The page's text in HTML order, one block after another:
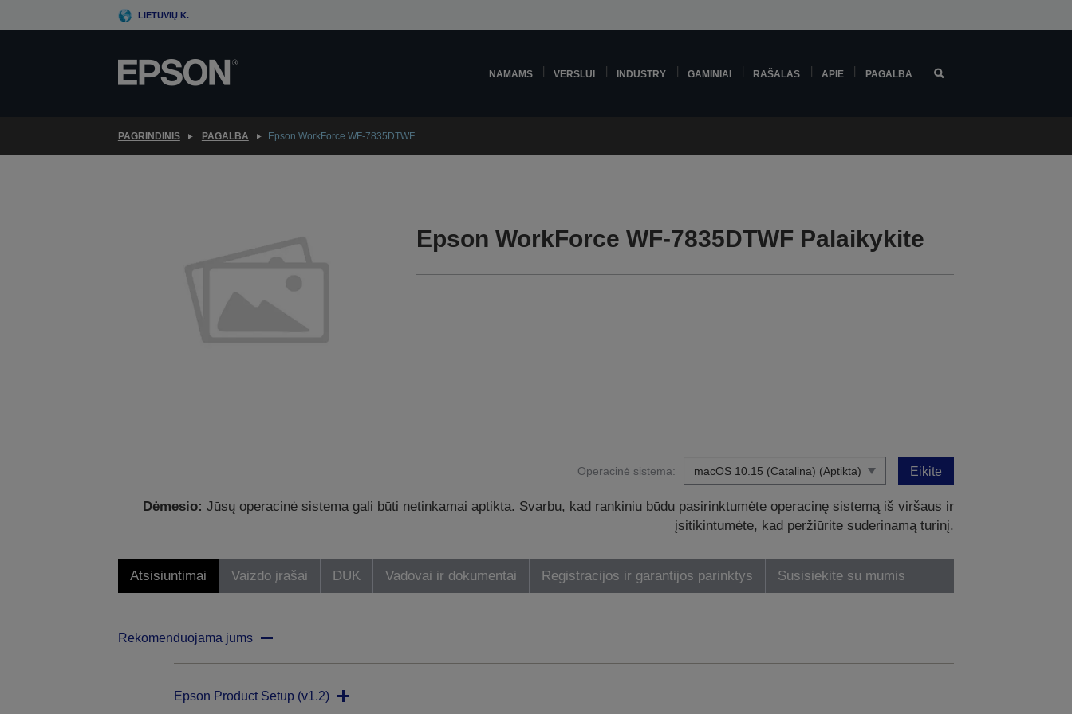
to
LIETUVIŲ K.
NAMAMS VERSLUI INDUSTRY GAMINIAI RAŠALAS APIE PAGALBA
PAGRINDINIS PAGALBA Epson WorkForce WF-7835DTWF
Epson WorkForce WF-7835DTWF Palaikykite
Operacinė sistema: Eikite
Dėmesio: Jūsų operacinė sistema gali būti netinkamai aptikta. Svarbu, kad rankiniu būdu pasirinktumėte operacinę sistemą iš viršaus ir
įsitikintumėte, kad peržiūrite suderinamą turinį.
Atsisiuntimai Vaizdo įrašai DUK Vadovai ir dokumentai Registracijos ir garantijos parinktys Susisiekite su mumis
Rekomenduojama jums
Epson Product Setup (v1.2)